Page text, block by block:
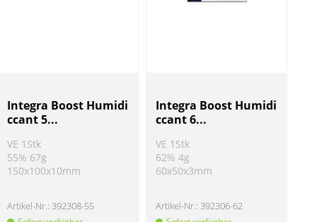
Integra Boost Humidi
ccant 5...
VE 1Stk
55% 67g
150x100x10mm
Artikel-Nr.:392308-55
Integra Boost Humidi
ccant 6...
VE 1Stk
62% 4g
60x50x3mm
Artikel-Nr.:392306-62